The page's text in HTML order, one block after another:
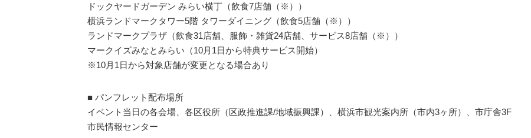
ドックヤードガーデン みらい横丁（飲食7店舗（※））
横浜ランドマークタワー5階 タワーダイニング（飲食5店舗（※））
ランドマークプラザ（飲食31店舗、服飾・雑貨24店舗、サービス8店舗（※））
マークイズみなとみらい（10月1日から特典サービス開始）
※10月1日から対象店舗が変更となる場合あり
■ パンフレット配布場所
イベント当日の各会場、各区役所（区政推進課/地域振興課）、横浜市観光案内所（市内3ヶ所）、市庁舎3F
市民情報センター